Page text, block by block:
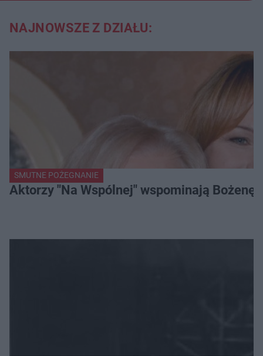
NAJNOWSZE Z DZIAŁU:
SMUTNE POŻEGNANIE
Aktorzy "Na Wspólnej" wspominają Bożenę